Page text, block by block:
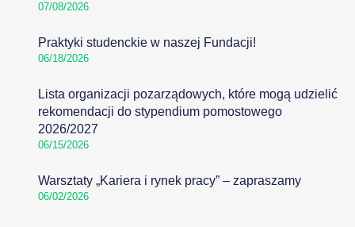
07/08/2026
Praktyki studenckie w naszej Fundacji!
06/18/2026
Lista organizacji pozarządowych, które mogą udzielić
rekomendacji do stypendium pomostowego
2026/2027
06/15/2026
Warsztaty „Kariera i rynek pracy” – zapraszamy
06/02/2026